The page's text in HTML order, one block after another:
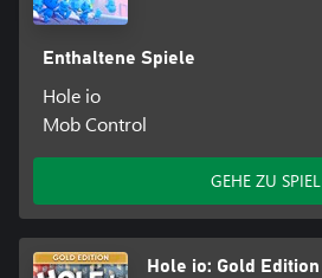
Enthaltene Spiele
Hole io
Mob Control
GEHE ZU SPIEL
Hole io: Gold Edition